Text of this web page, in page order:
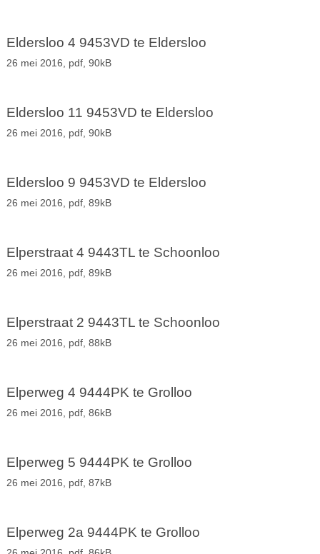
Eldersloo 4 9453VD te Eldersloo
26 mei 2016, pdf, 90kB
Eldersloo 11 9453VD te Eldersloo
26 mei 2016, pdf, 90kB
Eldersloo 9 9453VD te Eldersloo
26 mei 2016, pdf, 89kB
Elperstraat 4 9443TL te Schoonloo
26 mei 2016, pdf, 89kB
Elperstraat 2 9443TL te Schoonloo
26 mei 2016, pdf, 88kB
Elperweg 4 9444PK te Grolloo
26 mei 2016, pdf, 86kB
Elperweg 5 9444PK te Grolloo
26 mei 2016, pdf, 87kB
Elperweg 2a 9444PK te Grolloo